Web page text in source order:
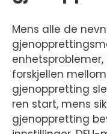
Mens alle de
forskjellen
gjenoppretting
ren start, mens
gjenoppretting